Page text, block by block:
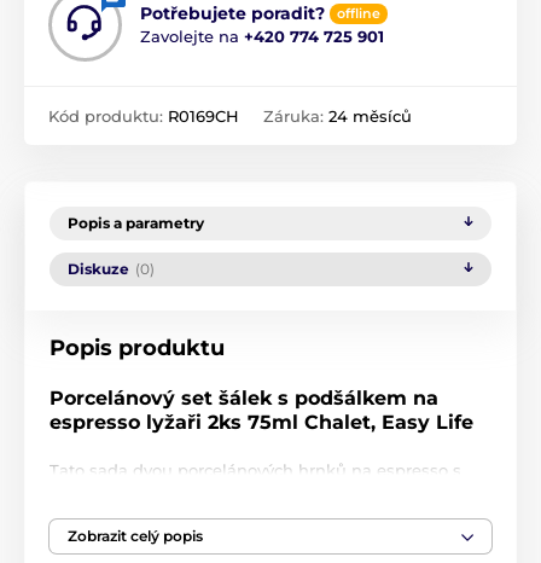
Potřebujete poradit? offline
Zavolejte na +420 774 725 901
Kód produktu: R0169CH Záruka: 24 měsíců
Popis a parametry
Diskuze (0)
Popis produktu
Porcelánový set šálek s podšálkem na
espresso lyžaři 2ks 75ml Chalet, Easy Life
Tato sada dvou porcelánových hrnků na espresso s
přináší kouzlo zimní atmosféry přímo k vám domů.
Každý hrnek a podšálek je zdoben nádhernými
Zobrazit celý popis